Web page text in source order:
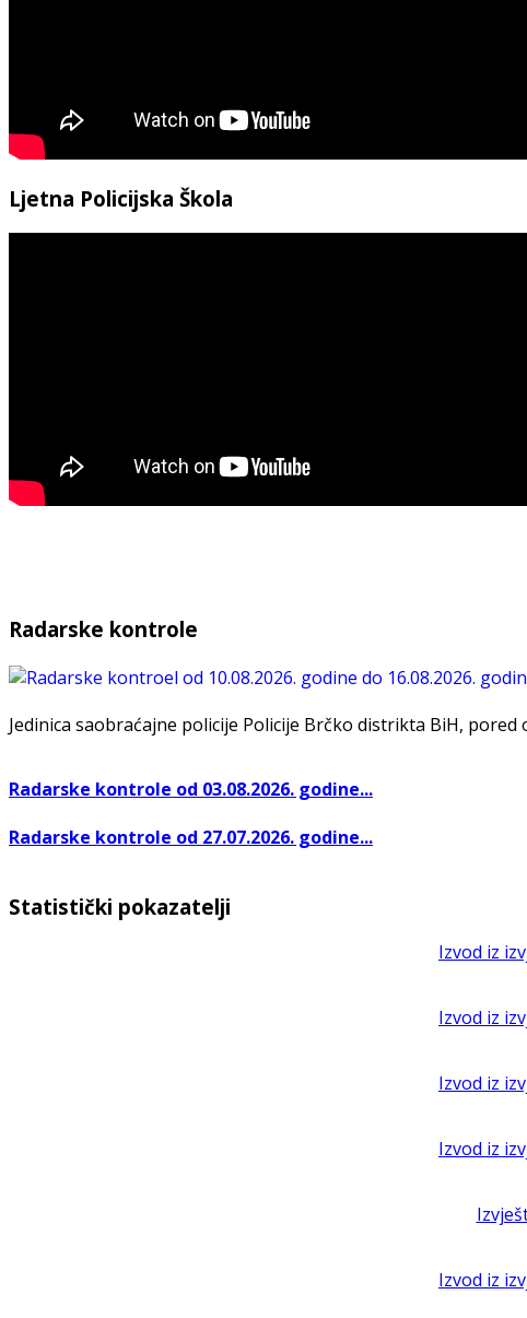
Ljetna Policijska Škola
Radarske kontrole
Jedinica saobraćajne policije Policije Brčko distrikta BiH, pored
Radarske kontrole od 03.08.2026. godine...
Radarske kontrole od 27.07.2026. godine...
Statistički pokazatelji
Izvod iz
Izvod iz
Izvod iz
Izvod iz
Izvod iz